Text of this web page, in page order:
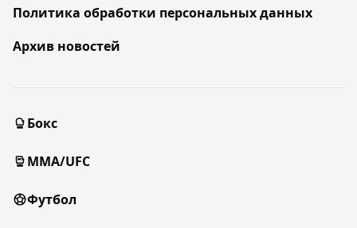
Политика обработки персональных данных
Архив новостей
Бокс
MMA/UFC
Футбол